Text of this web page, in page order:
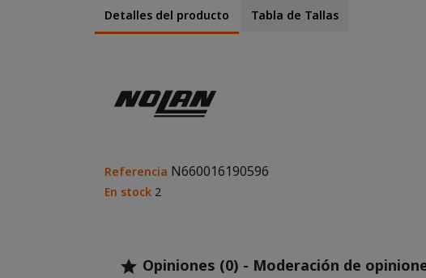
Detalles del producto Tabla de Tallas
Referencia N660016190596
En stock 2
 Opiniones (0) - Moderación de